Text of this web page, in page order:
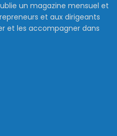
un magazine mensuel et
et aux dirigeants
et les accompagner dans